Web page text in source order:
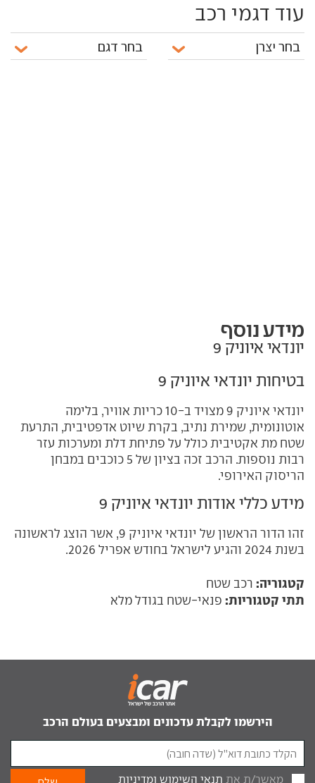
עוד דגמי רכב
מידע נוסף
יונדאי איוניק 9
בטיחות יונדאי איוניק 9
יונדאי איוניק 9 מצויד ב-10 כריות אוויר, בלימה
אוטונומית, שמירת נתיב, בקרת שיוט אדפטיבית, התרעת
שטח מת אקטיבית כולל על פתיחת דלת ומערכות עזר
רבות נוספות. הרכב זכה בציון של 5 כוכבים במבחן
הריסוק האירופי.
מידע כללי אודות יונדאי איוניק 9
זהו הדור הראשון של יונדאי איוניק 9, אשר הוצג לראשונה
בשנת 2024 והגיע לישראל בחודש אפריל 2026.
קטגוריה: רכב שטח
תתי קטגוריות: פנאי-שטח בגודל מלא
הירשמו לקבלת עדכונים ומבצעים בעולם הרכב
מאשר/ת את תנאי השימוש ומדיניות